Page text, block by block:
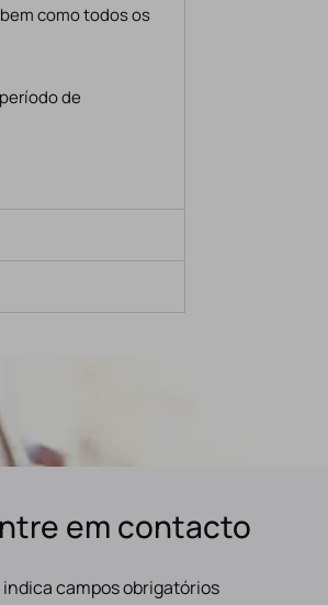
como todos os
de
em contacto
indica campos obrigatórios